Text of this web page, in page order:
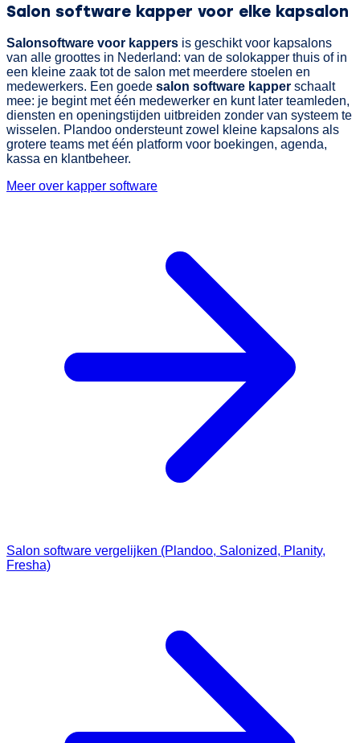
Salon software kapper voor elke kapsalon
Salonsoftware voor kappers is geschikt voor kapsalons
van alle groottes in Nederland: van de solokapper thuis of in
een kleine zaak tot de salon met meerdere stoelen en
medewerkers. Een goede salon software kapper schaalt
mee: je begint met één medewerker en kunt later teamleden,
diensten en openingstijden uitbreiden zonder van systeem te
wisselen. Plandoo ondersteunt zowel kleine kapsalons als
grotere teams met één platform voor boekingen, agenda,
kassa en klantbeheer.
Meer over kapper software
Salon software vergelijken (Plandoo, Salonized, Planity,
Fresha)